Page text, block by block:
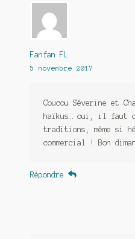
Fanfan FL
5 novembre 2017
Coucou Séverine et
haïkus… oui, il faut
traditions, même si
commercial ! Bon
Répondre